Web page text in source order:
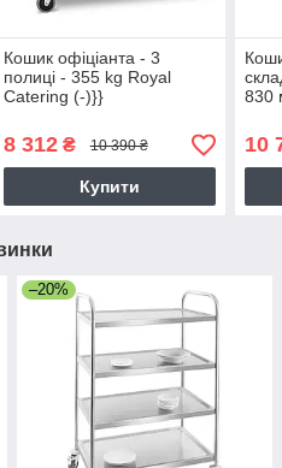
Кошик офіціанта - 3
полиці - 355 kg Royal
Catering (-)}}
8 312₴ 10 390 ₴
Купити
830
10
–20%